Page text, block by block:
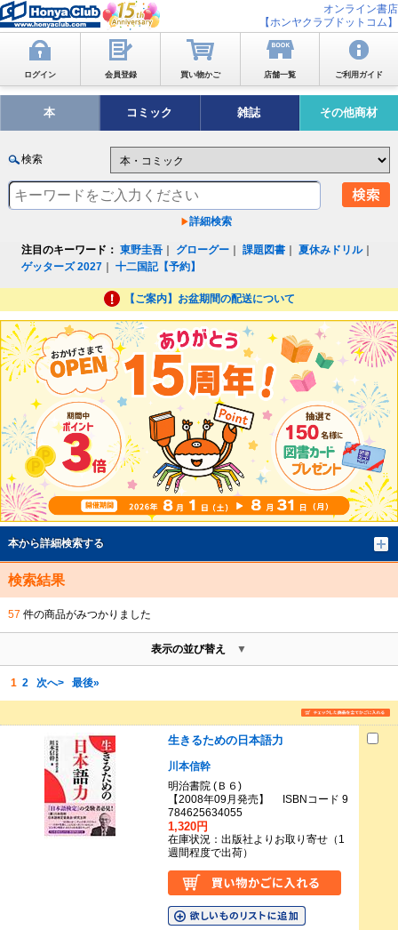
オンライン書店
【ホンヤクラブドットコム】
ログイン 会員登録 買い物かご 店舗一覧 ご利用ガイド
本 コミック 雑誌 その他商材
検索
詳細検索
注目のキーワード： 東野圭吾 グローグー ｜課題図書 ｜夏休みドリル｜
ゲッターズ 2027 ｜十二国記【予約】
【ご案内】お盆期間の配送について
本から詳細検索する
検索結果
57 件の商品がみつかりました
表示の並び替え
1 2 次へ> 最後»
生きるための日本語力
川本信幹
明治書院 (Ｂ６)
【2008年09月発売】 ISBNコード 9
784625634055
1,320円
在庫状況：出版社よりお取り寄せ（1
週間程度で出荷）